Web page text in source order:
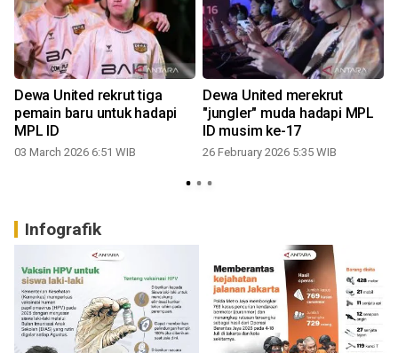
Dewa United rekrut tiga
pemain baru untuk hadapi
MPL ID
03 March 2026 6:51 WIB
Dewa United merekrut
"jungler" muda hadapi MPL
ID musim ke-17
26 February 2026 5:35 WIB
Infografik